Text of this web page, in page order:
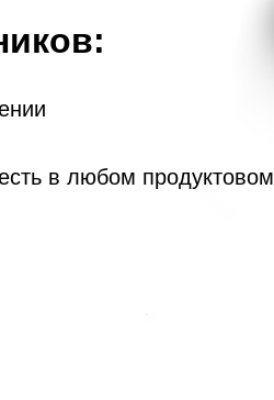
в любом продуктовом